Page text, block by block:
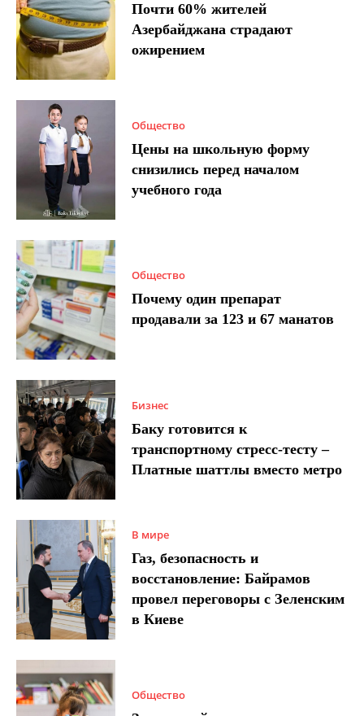
Почти 60% жителей
Азербайджана страдают
ожирением
Общество
Цены на школьную форму
снизились перед началом
учебного года
Общество
Почему один препарат
продавали за 123 и 67 манатов
Бизнес
Баку готовится к
транспортному стресс-тесту –
Платные шаттлы вместо метро
В мире
Газ, безопасность и
восстановление: Байрамов
провел переговоры с Зеленским
в Киеве
Общество